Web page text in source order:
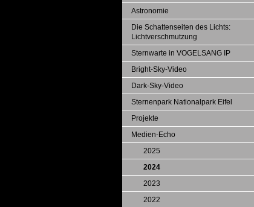
Astronomie
Die Schattenseiten des Lichts:
Lichtverschmutzung
Sternwarte in VOGELSANG IP
Bright-Sky-Video
Dark-Sky-Video
Sternenpark Nationalpark Eifel
Projekte
Medien-Echo
2025
2024
2023
2022